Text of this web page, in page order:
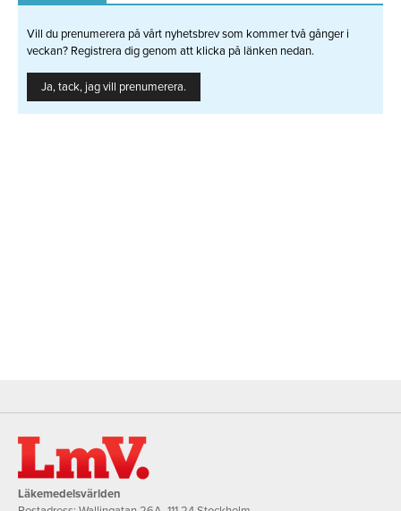
Vill du prenumerera på vårt nyhetsbrev som kommer två gånger i
veckan? Registrera dig genom att klicka på länken nedan.
Ja, tack, jag vill prenumerera.
Läkemedelsvärlden